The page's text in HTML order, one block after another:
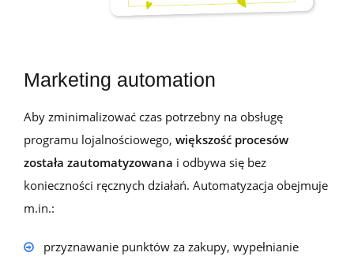
Marketing automation
Aby zminimalizować czas potrzebny na obsługę
programu lojalnościowego, większość procesów
została zautomatyzowana i odbywa się bez
konieczności ręcznych działań. Automatyzacja obejmuje
m.in.:
przyznawanie punktów za zakupy, wypełnianie